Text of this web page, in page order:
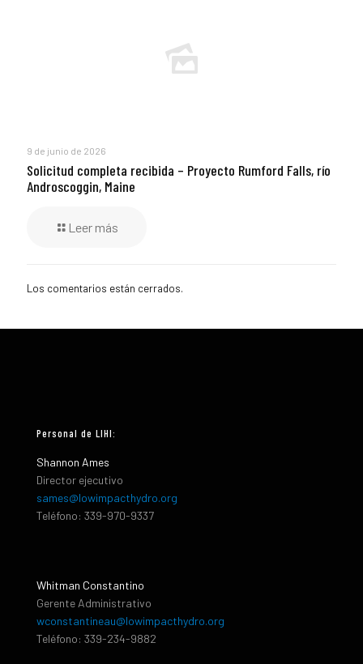
9 de junio de 2026
Solicitud completa recibida – Proyecto Rumford Falls, río
Androscoggin, Maine
Leer más
Los comentarios están cerrados.
Personal de LIHI:
Shannon Ames
Director ejecutivo
sames@lowimpacthydro.org
Teléfono: 339-970-9337
Whitman Constantino
Gerente Administrativo
wconstantineau@lowimpacthydro.org
Teléfono: 339-234-9882